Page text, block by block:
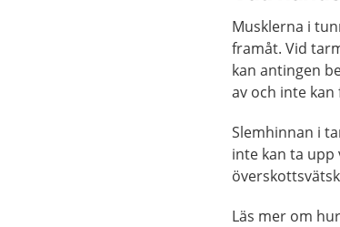
Musklerna i
framåt. Vid
kan antingen
av och inte
Slemhinnan i
inte kan ta upp
Läs mer om